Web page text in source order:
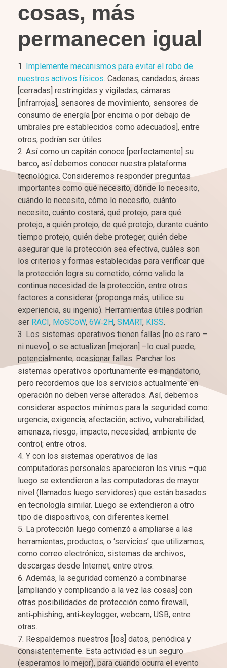
cosas, más
permanecen igual
Implemente mecanismos para evitar el robo de
nuestros activos físicos. Cadenas, candados, áreas
[cerradas] restringidas y vigiladas, cámaras
[infrarrojas], sensores de movimiento, sensores de
consumo de energía [por encima o por debajo de
umbrales pre establecidos como adecuados], entre
otros, podrían ser útiles
Así como un capitán conoce [perfectamente] su
barco, así debemos conocer nuestra plataforma
tecnológica. Consideremos responder preguntas
importantes como qué necesito, dónde lo necesito,
cuándo lo necesito, cómo lo necesito, cuánto
necesito, cuánto costará, qué protejo, para qué
protejo, a quién protejo, de qué protejo, durante cuánto
tiempo protejo, quién debe proteger, quién debe
asegurar que la protección sea efectiva, cuáles son
los criterios y formas establecidas para verificar que
la protección logra su cometido, cómo valido la
continua necesidad de la protección, entre otros
factores a considerar (proponga más, utilice su
experiencia, su ingenio). Herramientas útiles podrían
ser RACI , MoSCoW, 6W‑2H, SMART, KISS.
Los sistemas operativos tienen fallas [no es raro –
ni nuevo], o se actualizan [mejoran] –lo cual puede,
potencialmente, ocasionar fallas. Parchar los
sistemas operativos oportunamente es mandatorio,
pero recordemos que los servicios actualmente en
operación no deben verse alterados. Así, debemos
considerar aspectos mínimos para la seguridad como:
urgencia; exigencia; afectación; activo, vulnerabilidad;
amenaza; riesgo; impacto; necesidad; ambiente de
control; entre otros.
Y con los sistemas operativos de las
computadoras personales aparecieron los virus –que
luego se extendieron a las computadoras de mayor
nivel (llamados luego servidores) que están basados
en tecnología similar. Luego se extendieron a otro
tipo de dispositivos, con diferentes kernel.
La protección luego comenzó a ampliarse a las
herramientas, productos, o ‘servicios’ que utilizamos,
como correo electrónico, sistemas de archivos,
descargas desde Internet, entre otros.
Además, la seguridad comenzó a combinarse
[ampliando y complicando a la vez las cosas] con
otras posibilidades de protección como firewall,
anti‑phishing, anti‑keylogger, webcam, USB, entre
otras.
Respaldemos nuestros [los] datos, periódica y
consistentemente. Esta actividad es un seguro
(esperamos lo mejor), para cuando ocurra el evento